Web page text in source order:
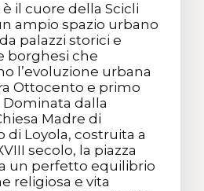
è il cuore della Scicli
ampio spazio urbano
palazzi storici e
borghesi che
l’evoluzione urbana
Ottocento e primo
dalla
Madre di
di Loyola, costruita a
secolo, la piazza
un perfetto equilibrio
religiosa e vita